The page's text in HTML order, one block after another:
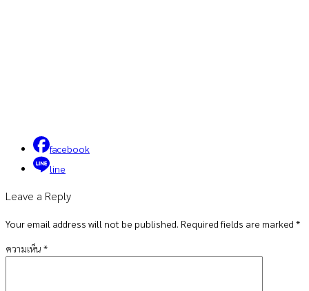
facebook
line
Leave a Reply
Your email address will not be published. Required fields are marked *
ความเห็น *